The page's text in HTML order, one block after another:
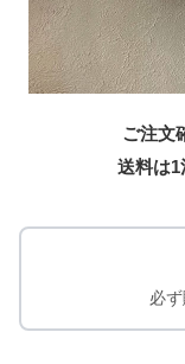
ご注文
送料は1
必